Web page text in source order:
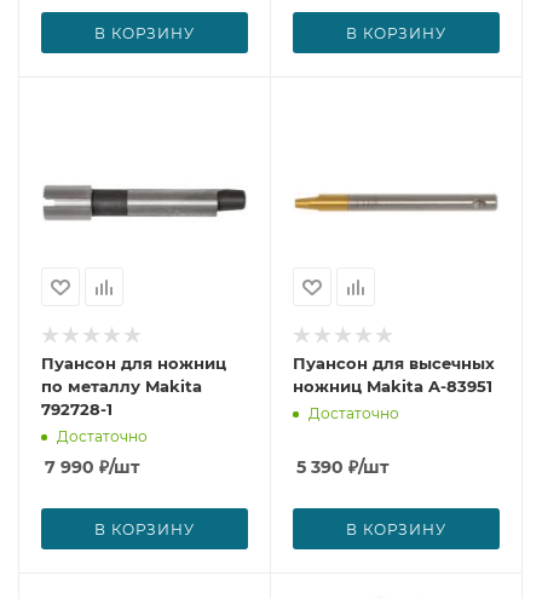
В КОРЗИНУ В КОРЗИНУ
Пуансон для ножниц
по металлу Makita
792728-1
Достаточно
7 990 ₽/шт
В КОРЗИНУ
Пуансон для высечных
ножниц Makita A-83951
Достаточно
5 390 ₽/шт
В КОРЗИНУ